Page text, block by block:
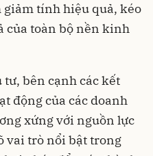
giảm tính hiệu quả, kéo
của toàn bộ nền kinh
tư, bên cạnh các kết
động của các doanh
xứng với nguồn lực
vai trò nổi bật trong